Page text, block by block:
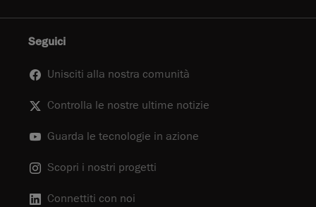
Seguici
Unisciti alla nostra comunità
Controlla le nostre ultime notizie
Guarda le tecnologie in azione
Scopri i nostri progetti
Connettiti con noi